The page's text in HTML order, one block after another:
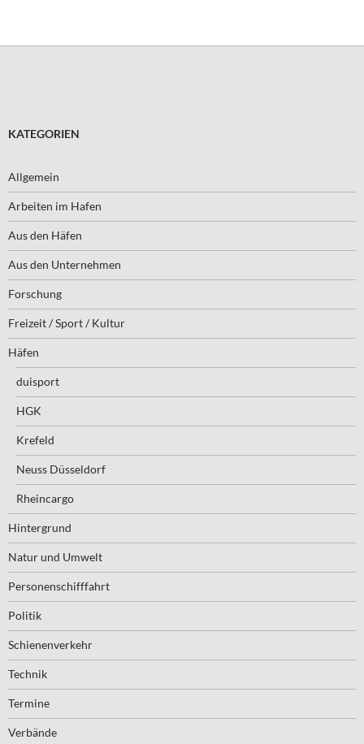
KATEGORIEN
Allgemein
Arbeiten im Hafen
Aus den Häfen
Aus den Unternehmen
Forschung
Freizeit / Sport / Kultur
Häfen
duisport
HGK
Krefeld
Neuss Düsseldorf
Rheincargo
Hintergrund
Natur und Umwelt
Personenschifffahrt
Politik
Schienenverkehr
Technik
Termine
Verbände